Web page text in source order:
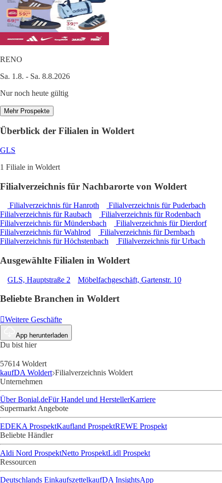
RENO
Sa. 1.8. - Sa. 8.8.2026
Nur noch heute gültig
Mehr Prospekte
Überblick der Filialen in Woldert
GLS
1 Filiale in Woldert
Filialverzeichnis für Nachbarorte von Woldert
Filialverzeichnis für Hanroth
Filialverzeichnis für Puderbach
Filialverzeichnis für Raubach
Filialverzeichnis für Rodenbach
Filialverzeichnis für Mündersbach
Filialverzeichnis für Dierdorf
Filialverzeichnis für Wahlrod
Filialverzeichnis für Dernbach
Filialverzeichnis für Höchstenbach
Filialverzeichnis für Urbach
Ausgewählte Filialen in Woldert
GLS, Hauptstraße 2 Möbelfachgeschäft, Gartenstr. 10
Beliebte Branchen in Woldert
Weitere Geschäfte
App herunterladen
Du bist hier
57614 Woldert
kaufDA Woldert Filialverzeichnis Woldert
Unternehmen
Über Bonial.deFür Handel und HerstellerKarriere
Supermarkt Angebote
EDEKA ProspektKaufland ProspektREWE Prospekt
Beliebte Händler
Aldi Nord ProspektNetto ProspektLidl Prospekt
Ressourcen
Deutschlands EinkaufszettelkaufDA InsightsApp